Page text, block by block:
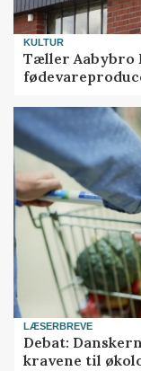
KULTUR
Tæller Aabybro
LÆSERBREVE
Debat:
kravene til